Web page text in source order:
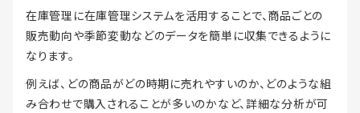
在庫管理に在庫管理システムを活用することで、商品ごとの
販売動向や季節変動などのデータを簡単に収集できるように
なります。
例えば、どの商品がどの時期に売れやすいのか、どのような組
み合わせで購入されることが多いのかなど、詳細な分析が可